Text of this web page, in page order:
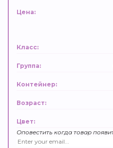
Цена:
Класс:
Группа:
Контейнер:
Возраст:
Цвет:
Оповестить когда товар